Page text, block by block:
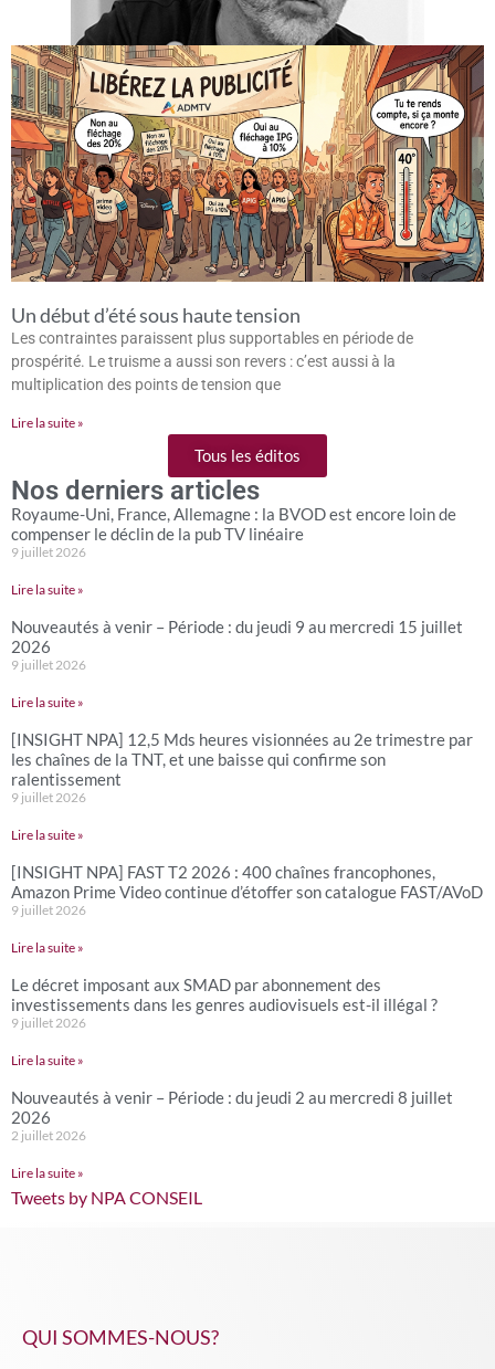
Un début d’été sous haute tension
Les contraintes paraissent plus supportables en période de
prospérité. Le truisme a aussi son revers : c’est aussi à la
multiplication des points de tension que
Lire la suite »
Tous les éditos
Nos derniers articles
Royaume-Uni, France, Allemagne : la BVOD est encore loin de
compenser le déclin de la pub TV linéaire
9 juillet 2026
Lire la suite »
Nouveautés à venir – Période : du jeudi 9 au mercredi 15 juillet
2026
9 juillet 2026
Lire la suite »
[INSIGHT NPA] 12,5 Mds heures visionnées au 2e trimestre par
les chaînes de la TNT, et une baisse qui confirme son
ralentissement
9 juillet 2026
Lire la suite »
[INSIGHT NPA] FAST T2 2026 : 400 chaînes francophones,
Amazon Prime Video continue d’étoffer son catalogue FAST/AVoD
9 juillet 2026
Lire la suite »
Le décret imposant aux SMAD par abonnement des
investissements dans les genres audiovisuels est-il illégal ?
9 juillet 2026
Lire la suite »
Nouveautés à venir – Période : du jeudi 2 au mercredi 8 juillet
2026
2 juillet 2026
Lire la suite »
Tweets by NPA CONSEIL
QUI SOMMES-NOUS?